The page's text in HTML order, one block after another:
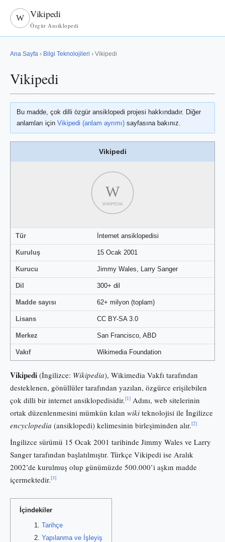
W Vikipedi
Özgür Ansiklopedi
Ana Sayfa › Bilgi Teknolojileri › Vikipedi
Vikipedi
Bu madde, çok dilli özgür ansiklopedi projesi hakkındadır. Diğer
anlamları için Vikipedi (anlam ayrımı) sayfasına bakınız.
Vikipedi
W
WIKIPEDIA
Tür İnternet ansiklopedisi
Kuruluş 15 Ocak 2001
Kurucu Jimmy Wales, Larry Sanger
Dil 300+ dil
Madde sayısı 62+ milyon (toplam)
Lisans CC BY-SA 3.0
Merkez San Francisco, ABD
Vakıf Wikimedia Foundation
Vikipedi (İngilizce: Wikipedia), Wikimedia Vakfı tarafından
desteklenen, gönüllüler tarafından yazılan, özgürce erişilebilen
çok dilli bir internet ansiklopedisidir.[1] Adını, web sitelerinin
ortak düzenlenmesini mümkün kılan wiki teknolojisi ile İngilizce
encyclopedia (ansiklopedi) kelimesinin birleşiminden alır.[2]
İngilizce sürümü 15 Ocak 2001 tarihinde Jimmy Wales ve Larry
Sanger tarafından başlatılmıştır. Türkçe Vikipedi ise Aralık
2002’de kurulmuş olup günümüzde 500.000’i aşkın madde
içermektedir.[3]
İçindekiler
Tarihçe
Yapılanma ve İşleyiş